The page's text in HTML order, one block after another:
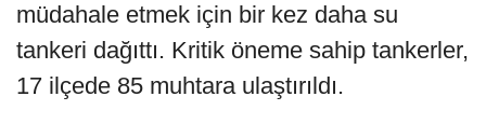
müdahale etmek için bir kez daha su
tankeri dağıttı. Kritik öneme sahip tankerler,
17 ilçede 85 muhtara ulaştırıldı.